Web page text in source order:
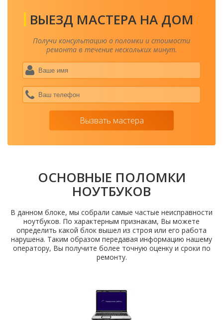
ВЫЕЗД МАСТЕРА НА ДОМ
Получи консультацию о поломки и стоимости
ремонта в течение нескольких минут.
Вызвать мастера
ОСНОВНЫЕ ПОЛОМКИ
НОУТБУКОВ
В данном блоке, мы собрали самые частые неисправности
ноутбуков. По характерным признакам, Вы можете
определить какой блок вышел из строя или его работа
нарушена. Таким образом передавая информацию нашему
оператору, Вы получите более точную оценку и сроки по
ремонту.